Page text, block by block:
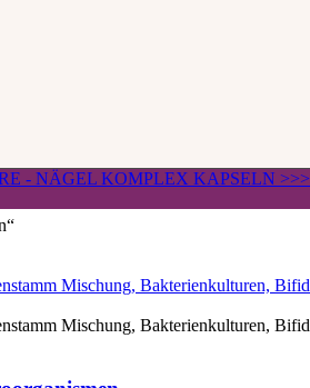
- NÄGEL KOMPLEX KAPSELN >>>